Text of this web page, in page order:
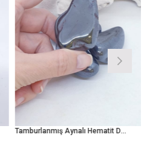
Tamburlanmış Aynalı Hematit Doğal Taş